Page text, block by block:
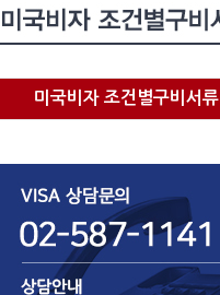
미국비자 조건별구비서류